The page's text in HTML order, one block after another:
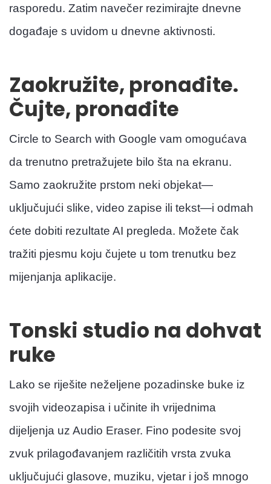
rasporedu. Zatim navečer rezimirajte dnevne
događaje s uvidom u dnevne aktivnosti.
Zaokružite, pronađite.
Čujte, pronađite
Circle to Search with Google vam omogućava
da trenutno pretražujete bilo šta na ekranu.
Samo zaokružite prstom neki objekat—
uključujući slike, video zapise ili tekst—i odmah
ćete dobiti rezultate AI pregleda. Možete čak
tražiti pjesmu koju čujete u tom trenutku bez
mijenjanja aplikacije.
Tonski studio na dohvat
ruke
Lako se riješite neželjene pozadinske buke iz
svojih videozapisa i učinite ih vrijednima
dijeljenja uz Audio Eraser. Fino podesite svoj
zvuk prilagođavanjem različitih vrsta zvuka
uključujući glasove, muziku, vjetar i još mnogo